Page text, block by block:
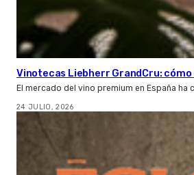
Vinotecas Liebherr GrandCru:
El mercado del vino premium en España
24 JULIO, 2026